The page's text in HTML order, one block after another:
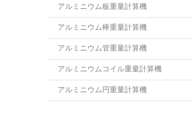
アルミニウム板重量計算機
アルミニウム棒重量計算機
アルミニウム管重量計算機
アルミニウムコイル重量計算機
アルミニウム円重量計算機